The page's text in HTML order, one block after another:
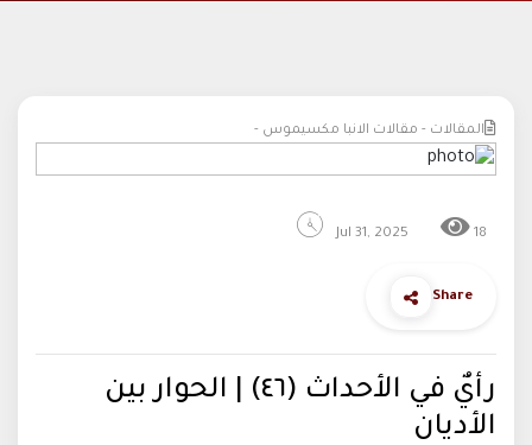
المقالات - مقالات الانبا مكسيموس -
Jul 31, 2025 18
Share
رأيٌ في الأحداث (٤٦) | الحوار بين
الأديان